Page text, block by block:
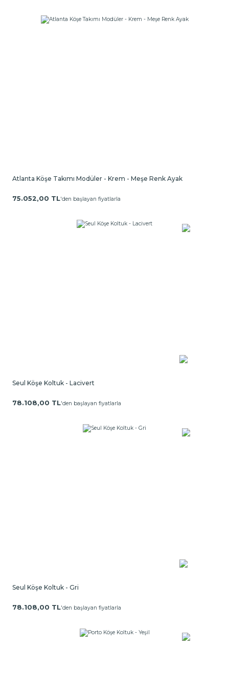
Atlanta Köşe Takımı Modüler - Krem - Meşe Renk Ayak
75.052,00 TL'den başlayan fiyatlarla
Seul Köşe Koltuk - Lacivert
78.108,00 TL'den başlayan fiyatlarla
Seul Köşe Koltuk - Gri
78.108,00 TL'den başlayan fiyatlarla